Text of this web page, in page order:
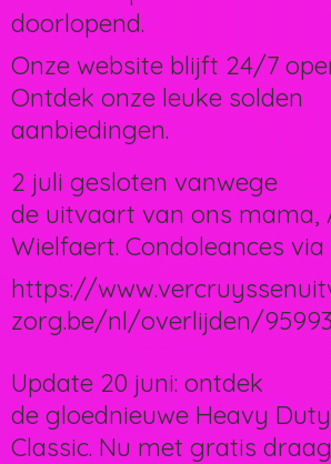
doorlopend.
Onze website blijft 24/7
Ontdek onze leuke solden
aanbiedingen.
2 juli gesloten vanwege
de uitvaart van ons mama,
Wielfaert. Condoleances via
https://
zorg.be/nl/overlijden/
Update 20 juni: ontdek
de gloednieuwe Heavy
Classic. Nu met gratis